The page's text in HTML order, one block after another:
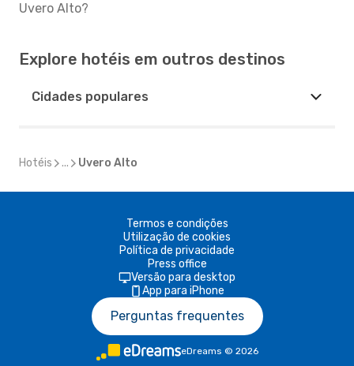
Uvero Alto?
Explore hotéis em outros destinos
Cidades populares
Hotéis ... Uvero Alto
Termos e condições
Utilização de cookies
Política de privacidade
Press office
Versão para desktop
App para iPhone
Perguntas frequentes
eDreams © 2026